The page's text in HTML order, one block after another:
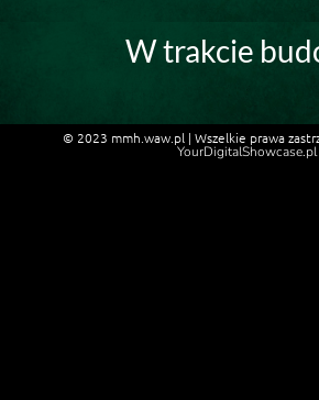
W trakcie
© 2023 mmh.waw.pl | Wszelkie prawa
YourDigitalShowcase.pl